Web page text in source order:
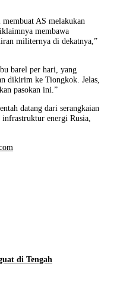
membuat AS melakukan
membawa
militernya di dekatnya,”
barel per hari, yang
dikirim ke Tiongkok. Jelas,
pasokan ini.”
datang dari serangkaian
infrastruktur energi Rusia,
di Tengah